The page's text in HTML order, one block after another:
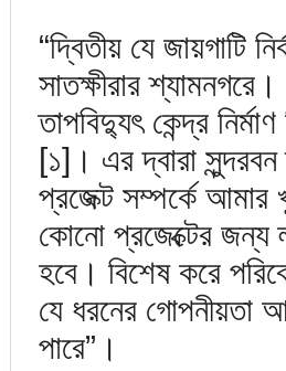
“দ্বিতীয় যে জায়গাটি
সাতক্ষীরার
তাপবিদ্যুৎ কেন্দ্র
[১]। এর দ্বারা
প্রজেক্ট সম্পর্কে আমার
কোনো প্রজেক্টের জন্য
হবে। বিশেষ করে
যে ধরনের গোপনীয়তা
পারে”।